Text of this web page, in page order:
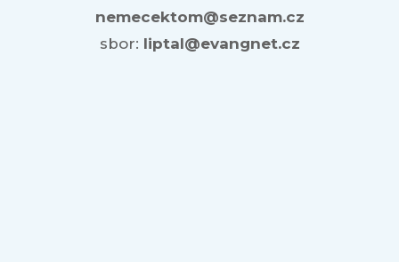
nemecektom@seznam.cz
sbor: liptal@evangnet.cz